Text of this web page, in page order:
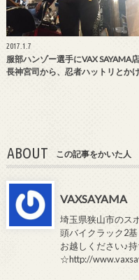
2017.1.7
服部ハンゾー選手にVAX SAYAMA店
長神宮司から、忍者ハットリとか
ABOUT この記事をかいた人
VAXSAYAMA
埼玉県狭山市のス
頭バイクラック2
お越しください♪
☆http://